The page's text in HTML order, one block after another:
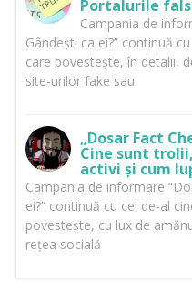
Portalurile
Campania de
Gândești ca ei?” continuă
care povestește, în detalii,
site-urilor fake sau
„Dosar Fact
Cine sunt
activi și cum
Campania de informare
ei?” continuă cu cel de-al
povestește, cu lux de
rețea socială